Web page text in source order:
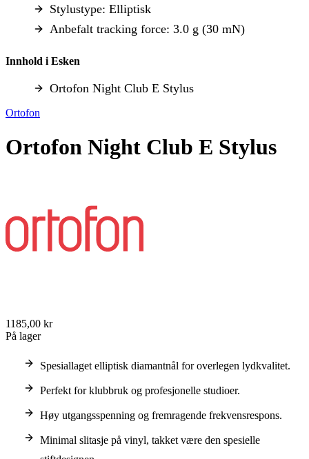
Stylustype: Elliptisk
Anbefalt tracking force: 3.0 g (30 mN)
Innhold i Esken
Ortofon Night Club E Stylus
Ortofon
Ortofon Night Club E Stylus
1185,00 kr
På lager
Spesiallaget elliptisk diamantnål for overlegen lydkvalitet.
Perfekt for klubbruk og profesjonelle studioer.
Høy utgangsspenning og fremragende frekvensrespons.
Minimal slitasje på vinyl, takket være den spesielle